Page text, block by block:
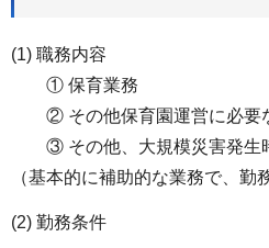
(1) 職務内容
① 保育業務
② その他保育園運営に必要
③ その他、大規模災害発生
（基本的に補助的な業務で、勤
(2) 勤務条件